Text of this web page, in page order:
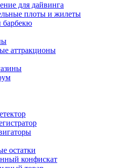
для дайвинга
плоты и жилеты
барбекю
аттракционы
остатки
конфискат